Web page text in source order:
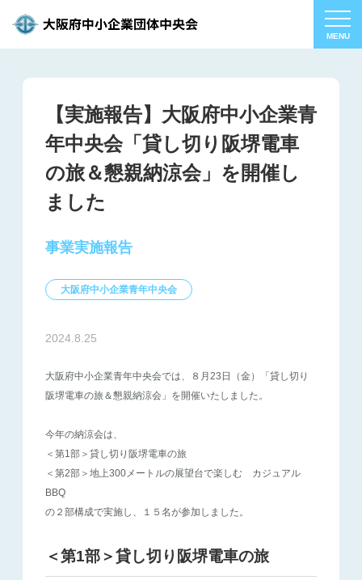
【実施報告】大阪府中小企業青
年中央会「貸し切り阪堺電車
の旅＆懇親納涼会」を開催し
ました
事業実施報告
大阪府中小企業青年中央会
2024.8.25
大阪府中小企業青年中央会では、８月23日（金）「貸し切り
阪堺電車の旅＆懇親納涼会」を開催いたしました。
今年の納涼会は、
＜第1部＞貸し切り阪堺電車の旅
＜第2部＞地上300メートルの展望台で楽しむ カジュアル
BBQ
の２部構成で実施し、１５名が参加しました。
＜第1部＞貸し切り阪堺電車の旅